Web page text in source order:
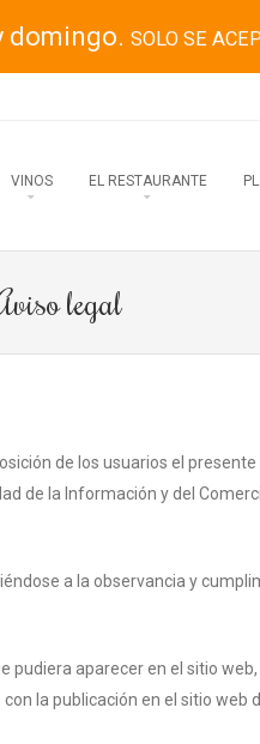
VINOS EL RESTAURANTE
legal
de los usuarios el
de la Información y del
a la observancia y
aparecer en el sitio
la publicación en el sitio web
domingo. SOLO SE